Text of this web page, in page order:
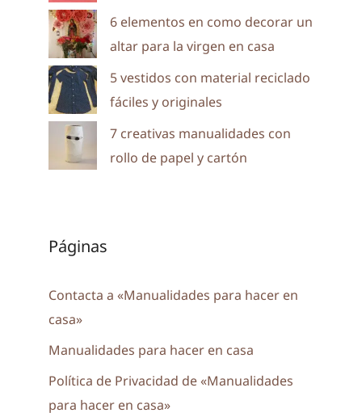
6 elementos en como decorar un
altar para la virgen en casa
5 vestidos con material reciclado
fáciles y originales
7 creativas manualidades con
rollo de papel y cartón
Páginas
Contacta a «Manualidades para hacer en
casa»
Manualidades para hacer en casa
Política de Privacidad de «Manualidades
para hacer en casa»